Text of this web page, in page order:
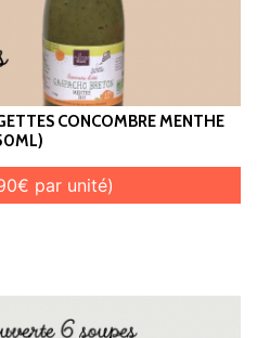
CONCOMBRE MENTHE
par unité)